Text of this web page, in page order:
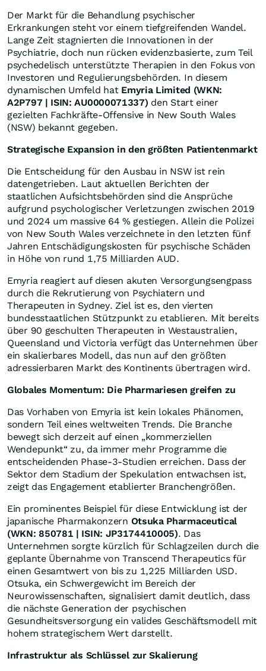
Der Markt für die Behandlung psychischer
Erkrankungen steht vor einem tiefgreifenden Wandel.
Lange Zeit stagnierten die Innovationen in der
Psychiatrie, doch nun rücken evidenzbasierte, zum Teil
psychedelisch unterstützte Therapien in den Fokus von
Investoren und Regulierungsbehörden. In diesem
dynamischen Umfeld hat Emyria Limited (WKN:
A2P797 | ISIN: AU0000071337) den Start einer
gezielten Fachkräfte-Offensive in New South Wales
(NSW) bekannt gegeben.
Strategische Expansion in den größten Patientenmarkt
Die Entscheidung für den Ausbau in NSW ist rein
datengetrieben. Laut aktuellen Berichten der
staatlichen Aufsichtsbehörden sind die Ansprüche
aufgrund psychologischer Verletzungen zwischen 2019
und 2024 um massive 64 % gestiegen. Allein die Polizei
von New South Wales verzeichnete in den letzten fünf
Jahren Entschädigungskosten für psychische Schäden
in Höhe von rund 1,75 Milliarden AUD.
Emyria reagiert auf diesen akuten Versorgungsengpass
durch die Rekrutierung von Psychiatern und
Therapeuten in Sydney. Ziel ist es, den vierten
bundesstaatlichen Stützpunkt zu etablieren. Mit bereits
über 90 geschulten Therapeuten in Westaustralien,
Queensland und Victoria verfügt das Unternehmen über
ein skalierbares Modell, das nun auf den größten
adressierbaren Markt des Kontinents übertragen wird.
Globales Momentum: Die Pharmariesen greifen zu
Das Vorhaben von Emyria ist kein lokales Phänomen,
sondern Teil eines weltweiten Trends. Die Branche
bewegt sich derzeit auf einen „kommerziellen
Wendepunkt“ zu, da immer mehr Programme die
entscheidenden Phase-3-Studien erreichen. Dass der
Sektor dem Stadium der Spekulation entwachsen ist,
zeigt das Engagement etablierter Branchengrößen.
Ein prominentes Beispiel für diese Entwicklung ist der
japanische Pharmakonzern Otsuka Pharmaceutical
(WKN: 850781 | ISIN: JP3174410005). Das
Unternehmen sorgte kürzlich für Schlagzeilen durch die
geplante Übernahme von Transcend Therapeutics für
einen Gesamtwert von bis zu 1,225 Milliarden USD.
Otsuka, ein Schwergewicht im Bereich der
Neurowissenschaften, signalisiert damit deutlich, dass
die nächste Generation der psychischen
Gesundheitsversorgung ein valides Geschäftsmodell mit
hohem strategischem Wert darstellt.
Infrastruktur als Schlüssel zur Skalierung